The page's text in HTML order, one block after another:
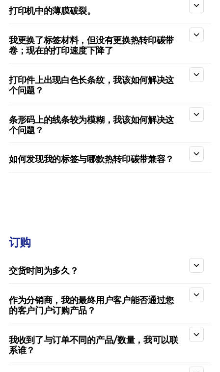
打印机中的薄膜破裂。
我更换了标签材料，但没有更换热转印碳带
卷；现在的打印速度下降了
打印件上出现白色长条纹，我该如何解决这
个问题？
条形码上的线条较为模糊，我该如何解决这
个问题？
如何发现我的标签与哪款热转印碳带兼容？
订购
交货时间为多久？
作为分销商，我的最终用户客户能否通过您
的客户门户订购产品？
我收到了与订单不同的产品/数量，我可以联
系谁？